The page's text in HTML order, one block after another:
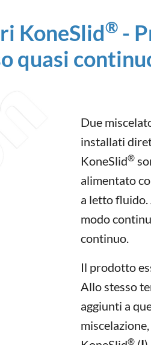
KoneSlid® -
quasi
Due
installati
KoneSlid®
alimentato
a letto fluido.
modo
continuo.
Il prodotto
Allo stesso
aggiunti a
®